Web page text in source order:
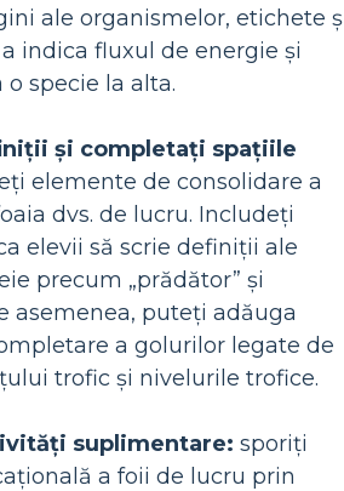
ale organismelor, etichete
indica fluxul de energie și
specie la alta.
și completați spațiile
elemente de consolidare a
dvs. de lucru. Includeți
elevii să scrie definiții ale
precum „prădător” și
asemenea, puteți adăuga
a golurilor legate de
trofic și nivelurile trofice.
suplimentare: sporiți
a foii de lucru prin